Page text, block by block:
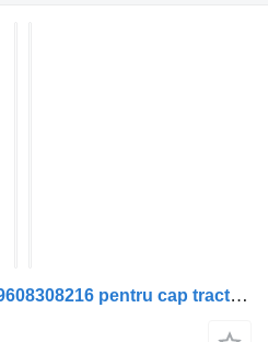
Furtun aer condiționat A9608308216 pentru cap tractor Mercedes-Benz ACTROS MP4